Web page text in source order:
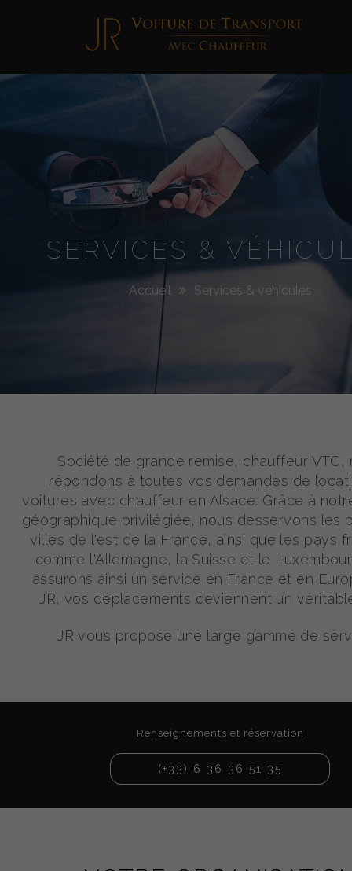
Jimmy
Roellinger
SERVICES &
Accueil Services & véhicules
Société de grande remise, chauffeur VTC,
répondons à toutes vos demandes de
voitures avec chauffeur en Alsace. Grâce à
géographique privilégiée, nous desservons les
villes de l'est de la France, ainsi que les pays
comme l'Allemagne, la Suisse et le
assurons ainsi un service en France et en
JR, vos déplacements deviennent un
JR vous propose une large gamme de
Renseignements et réservation
(+33) 6 36 36 51 35